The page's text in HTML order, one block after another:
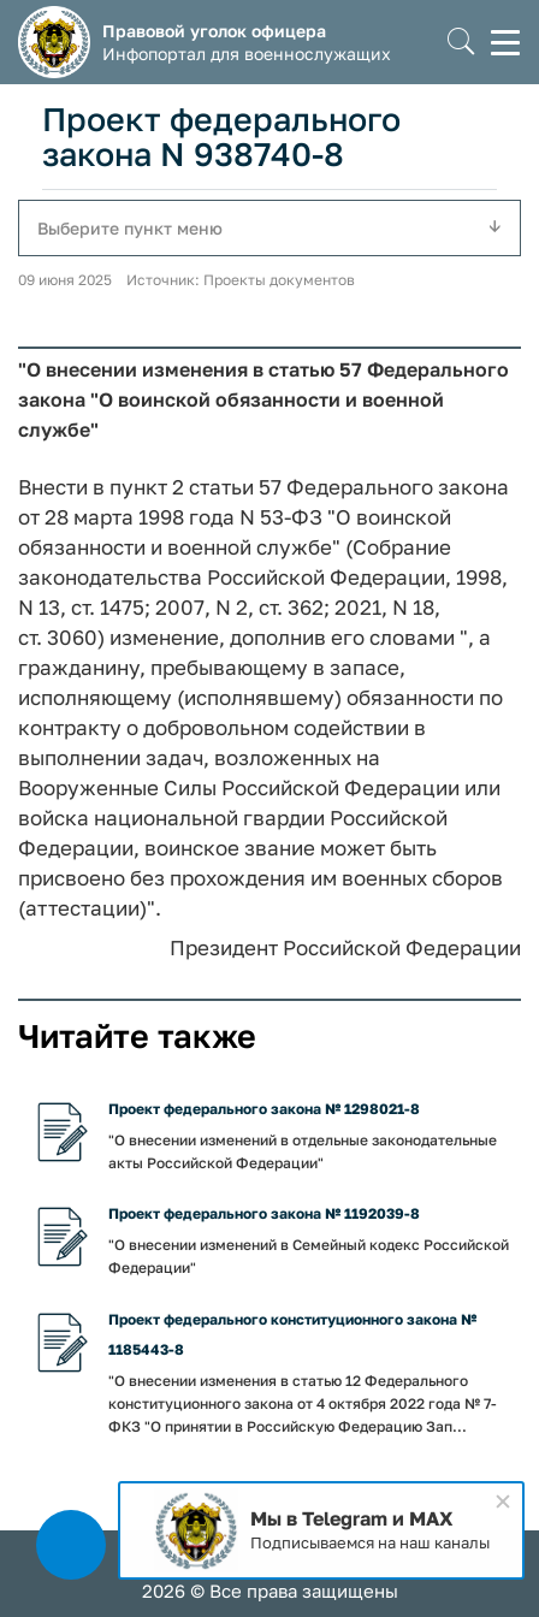
Правовой уголок офицера
Инфопортал для военнослужащих
Проект федерального
закона N 938740-8
Выберите пункт меню
09 июня 2025 Источник: Проекты документов
"О внесении изменения в статью 57 Федерального
закона "О воинской обязанности и военной
службе"
Внести в пункт 2 статьи 57 Федерального закона
от 28 марта 1998 года N 53-ФЗ "О воинской
обязанности и военной службе" (Собрание
законодательства Российской Федерации, 1998,
N 13, ст. 1475; 2007, N 2, ст. 362; 2021, N 18,
ст. 3060) изменение, дополнив его словами ", а
гражданину, пребывающему в запасе,
исполняющему (исполнявшему) обязанности по
контракту о добровольном содействии в
выполнении задач, возложенных на
Вооруженные Силы Российской Федерации или
войска национальной гвардии Российской
Федерации, воинское звание может быть
присвоено без прохождения им военных сборов
(аттестации)".
Президент Российской Федерации
Читайте также
Проект федерального закона № 1298021-8
"О внесении изменений в отдельные законодательные
акты Российской Федерации"
Проект федерального закона № 1192039-8
"О внесении изменений в Семейный кодекс Российской
Федерации"
Проект федерального конституционного закона №
1185443-8
"О внесении изменения в статью 12 Федерального
конституционного закона от 4 октября 2022 года № 7-
ФКЗ "О принятии в Российскую Федерацию Зап...
2026 © Все права защищены
Мы в Telegram и MAX
Подписываемся на наш каналы